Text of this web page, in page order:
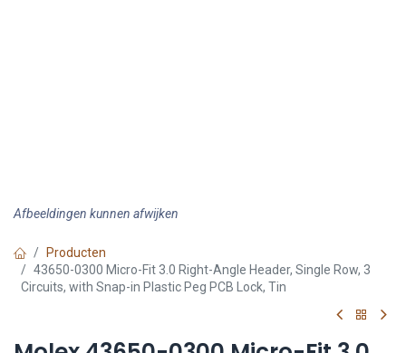
Afbeeldingen kunnen afwijken
Producten
43650-0300 Micro-Fit 3.0 Right-Angle Header, Single Row, 3
Circuits, with Snap-in Plastic Peg PCB Lock, Tin